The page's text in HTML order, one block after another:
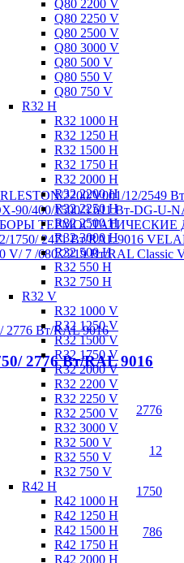
Q80 2200 V
Q80 2250 V
Q80 2500 V
Q80 3000 V
Q80 500 V
Q80 550 V
Q80 750 V
R32 H
R32 1000 H
R32 1250 H
R32 1500 H
R32 1750 H
R32 2000 H
R32 2200 H
R32 2250 H
R32 2500 H
R32 3000 H
R32 500 H
R32 550 H
R32 750 H
R32 V
R32 1000 V
R32 1250 V
R32 1500 V
R32 1750 V
R32 2000 V
R32 2200 V
R32 2250 V
R32 2500 V
R32 3000 V
R32 500 V
R32 550 V
R32 750 V
R42 H
R42 1000 H
R42 1250 H
R42 1500 H
R42 1750 H
R42 2000 H
ТЕРМОСТАТИЧЕСКИЕ
2776 Bт/RAL 9016
2776
12
1750
786